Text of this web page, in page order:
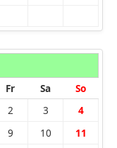
Fr Sa So
2 3 4
9 10 11